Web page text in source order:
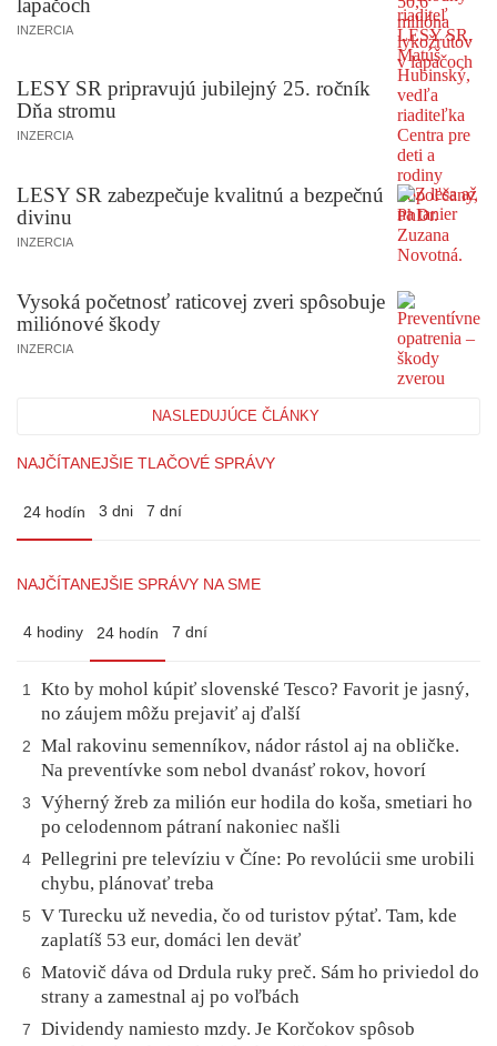
INZERCIA
LESY SR pripravujú jubilejný 25. ročník
Dňa stromu
INZERCIA
LESY SR zabezpečuje kvalitnú a bezpečnú
divinu
INZERCIA
Vysoká početnosť raticovej zveri spôsobuje
miliónové škody
INZERCIA
NASLEDUJÚCE ČLÁNKY
NAJČÍTANEJŠIE TLAČOVÉ SPRÁVY
24 hodín 3 dni 7 dní
NAJČÍTANEJŠIE SPRÁVY NA SME
4 hodiny 24 hodín 7 dní
1
Kto by mohol kúpiť slovenské Tesco? Favorit je jasný,
no záujem môžu prejaviť aj ďalší
2
Mal rakovinu semenníkov, nádor rástol aj na obličke.
Na preventívke som nebol dvanásť rokov, hovorí
3
Výherný žreb za milión eur hodila do koša, smetiari ho
po celodennom pátraní nakoniec našli
4 Pellegrini pre televíziu v Číne: Po revolúcii sme urobili
chybu, plánovať treba
5
V Turecku už nevedia, čo od turistov pýtať. Tam, kde
zaplatíš 53 eur, domáci len deväť
6
Matovič dáva od Drdula ruky preč. Sám ho priviedol do
strany a zamestnal aj po voľbách
7
Dividendy namiesto mzdy. Je Korčokov spôsob